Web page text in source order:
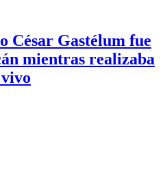
César Gastélum fue
mientras realizaba